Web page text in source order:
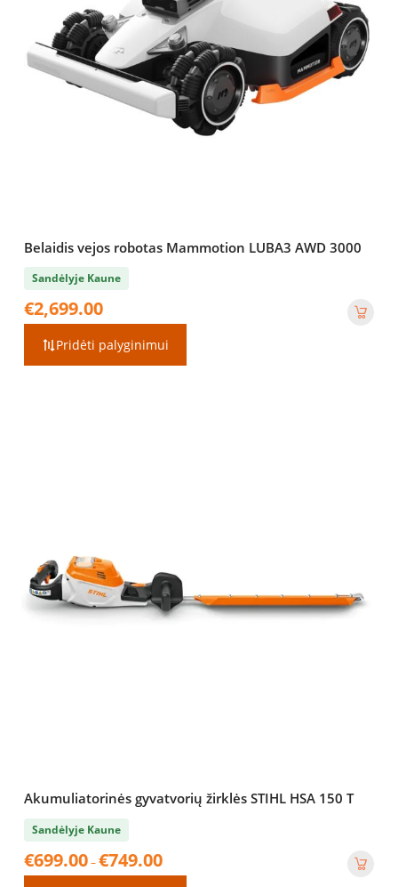
Belaidis vejos robotas Mammotion LUBA3 AWD 3000
Sandėlyje Kaune
€2,699.00
Pridėti palyginimui
Akumuliatorinės gyvatvorių žirklės STIHL HSA 150 T
Sandėlyje Kaune
€699.00–€749.00